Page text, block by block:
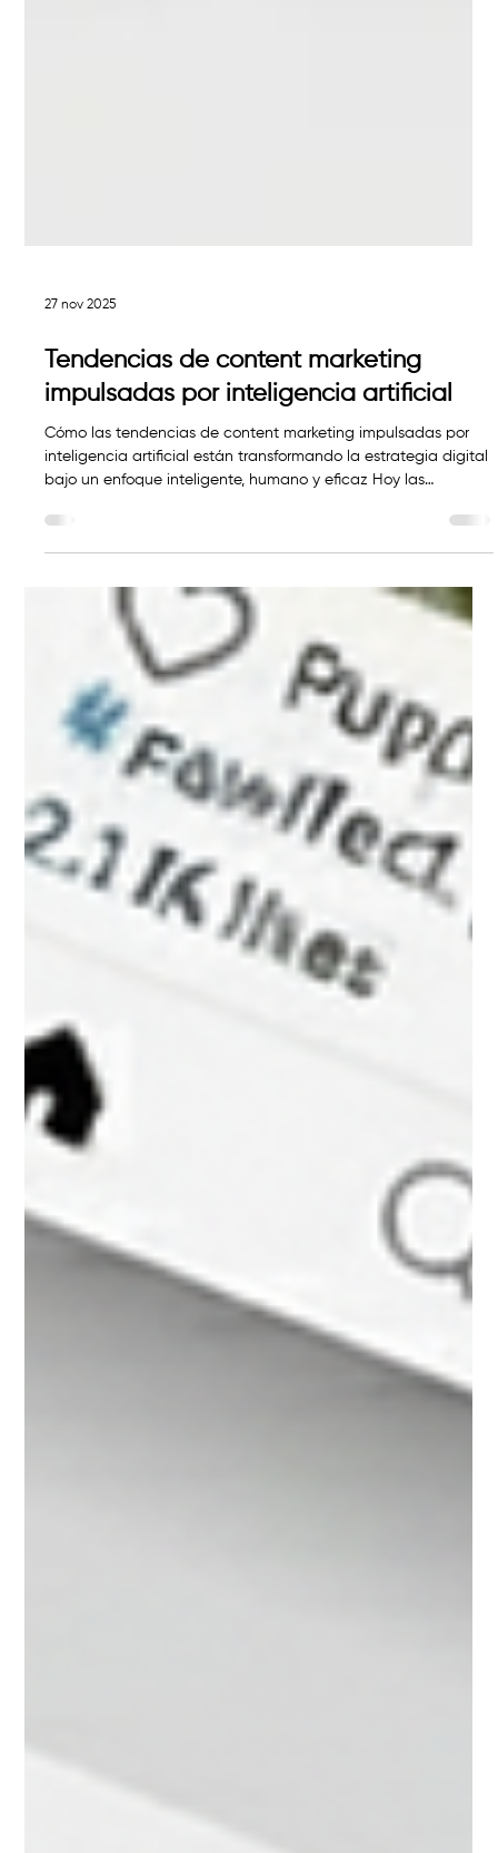
27 nov 2025
impulsadas por inteligencia artificial
Cómo las tendencias de content marketing impulsadas por
inteligencia artificial están transformando la estrategia digital
bajo un enfoque inteligente, humano y eficaz Hoy las
tendencias de content marketing impulsadas por inteligencia
artificial redefinen cómo las marcas diseñan, producen y
distribuyen contenido. El contenido digital dejó de medirse por
volumen y empezó a evaluarse por relevancia, claridad y
propósito. Las tendencias que se vienen marcando para el
2026 —impul